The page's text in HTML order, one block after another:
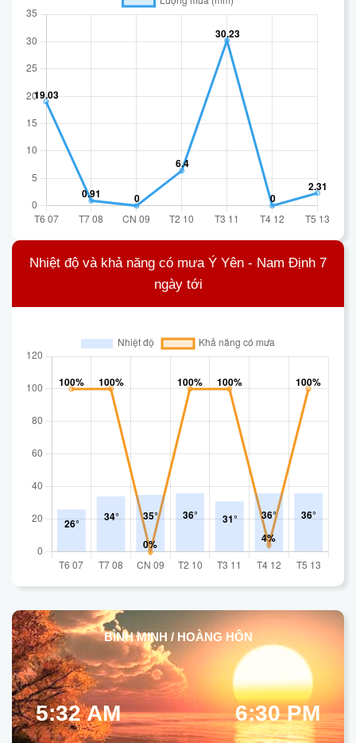
Nhiệt độ và khả năng có mưa Ý Yên - Nam Định 7
ngày tới
BÌNH MINH / HOÀNG HÔN
5:32 AM 6:30 PM